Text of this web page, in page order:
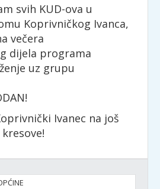
svih KUD-ova u
Koprivničkog Ivanca,
večera
dijela programa
uz grupu
Ivanec na još